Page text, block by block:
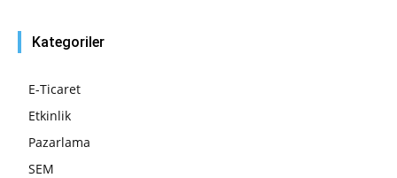
Kategoriler
E-Ticaret
Etkinlik
Pazarlama
SEM